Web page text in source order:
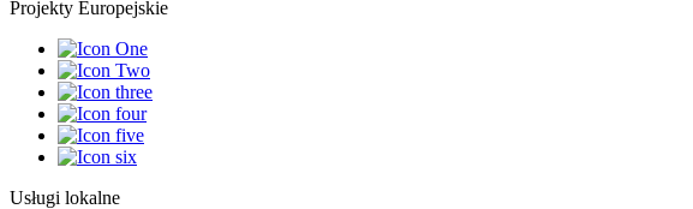
Projekty Europejskie
Usługi lokalne